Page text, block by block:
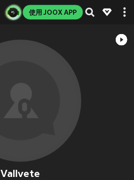
使用 JOOX APP
Vallvete